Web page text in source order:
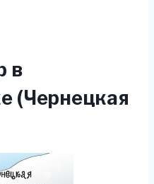
в
(Чернецкая